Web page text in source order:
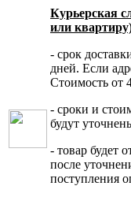
Курьерская
или
- срок
дней. Если
Стоимость от
- сроки и
будут
- товар будет
после
поступления